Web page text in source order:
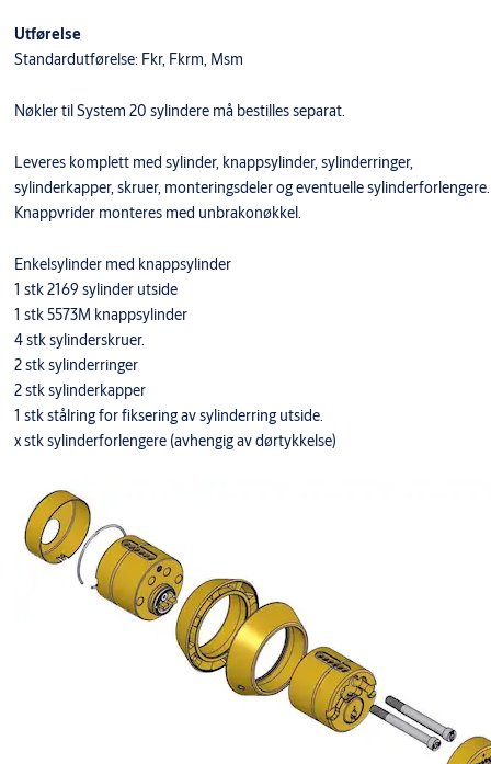
Utførelse
Standardutførelse: Fkr, Fkrm, Msm
Nøkler til System 20 sylindere må bestilles separat.
Leveres komplett med sylinder, knappsylinder, sylinderringer,
sylinderkapper, skruer, monteringsdeler og eventuelle sylinderforlengere.
Knappvrider monteres med unbrakonøkkel.
Enkelsylinder med knappsylinder
1 stk 2169 sylinder utside
1 stk 5573M knappsylinder
4 stk sylinderskruer.
2 stk sylinderringer
2 stk sylinderkapper
1 stk stålring for fiksering av sylinderring utside.
x stk sylinderforlengere (avhengig av dørtykkelse)